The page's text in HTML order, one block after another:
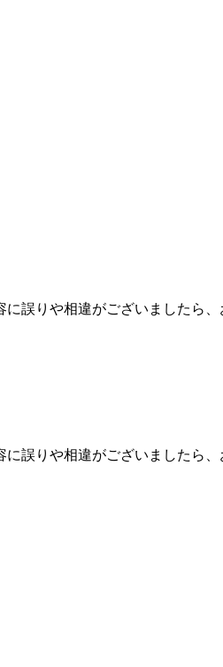
誤りや相違がございましたら
誤りや相違がございましたら